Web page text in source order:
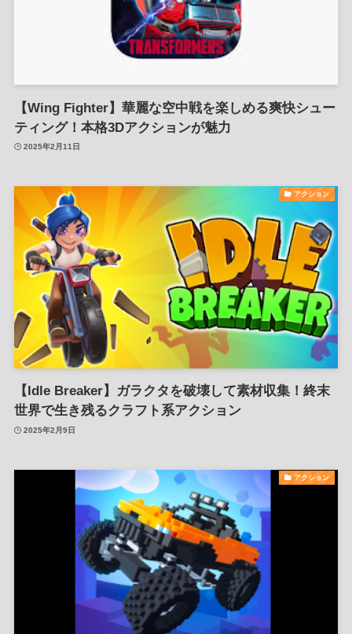
【Wing Fighter】華麗な空中戦を楽しめる爽快シュー
ティング！本格3Dアクションが魅力
2025年2月11日
アクション
【Idle Breaker】ガラクタを破壊して素材収集！終末
世界で生き残るクラフト系アクション
2025年2月9日
アクション